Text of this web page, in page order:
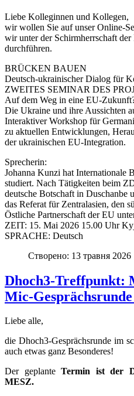
Liebe Kolleginnen und Kollegen,
wir wollen Sie auf unser Online-
wir unter der Schirmherrschaft
durchführen.
BRÜCKEN BAUEN
Deutsch-ukrainischer Dialog für
ZWEITES SEMINAR DES
Auf dem Weg in eine EU-
Die Ukraine und ihre Aussichten
Interaktiver Workshop für
zu aktuellen Entwicklungen,
der ukrainischen EU-Integration.
Sprecherin:
Johanna Kunzi hat Internationale
studiert. Nach Tätigkeiten beim
deutsche Botschaft in Duschanbe
das Referat für Zentralasien, den
Östliche Partnerschaft der EU
ZEIT: 15. Mai 2026 15.00 Uhr
SPRACHE: Deutsch
Створено: 13 травня 2026
Dhoch3-Treffpunkt:
Mic-
Liebe alle,
die Dhoch3-Gesprächsrunde im
auch etwas ganz Besonderes!
Der geplante Termin ist der
MESZ.